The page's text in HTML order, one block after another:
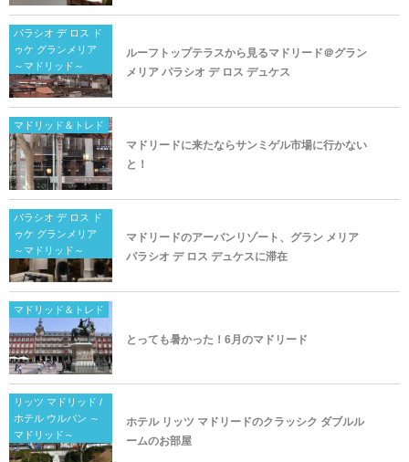
パラシオ デ ロス ド
ゥケ グランメリア
～マドリッド～
ルーフトップテラスから見るマドリード＠グラン
メリア パラシオ デ ロス デュケス
マドリッド＆トレド
マドリードに来たならサンミゲル市場に行かない
と！
パラシオ デ ロス ド
ゥケ グランメリア
～マドリッド～
マドリードのアーバンリゾート、グラン メリア
パラシオ デ ロス デュケスに滞在
マドリッド＆トレド
とっても暑かった！6月のマドリード
リッツ マドリッド /
ホテル ウルバン ～
マドリッド～
ホテル リッツ マドリードのクラッシク ダブルル
ームのお部屋